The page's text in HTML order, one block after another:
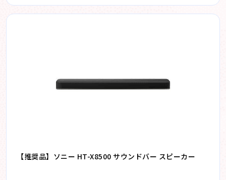
【推奨品】ソニー HT-X8500 サウンドバー スピーカー